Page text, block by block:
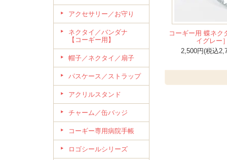
アクセサリー／お守り
ネクタイ／バンダナ
【コーギー用】
帽子／ネクタイ／扇子
パスケース／ストラップ
アクリルスタンド
チャーム／缶バッジ
コーギー専用病院手帳
ロゴシールシリーズ
コーギー用 蝶ネク
イグレー
2,500円(税込